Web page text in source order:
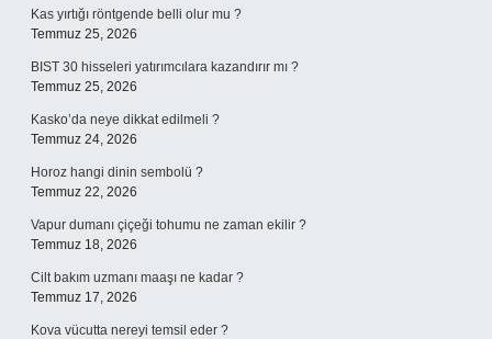
Kas yırtığı röntgende belli olur mu ?
Temmuz 25, 2026
BIST 30 hisseleri yatırımcılara kazandırır mı ?
Temmuz 25, 2026
Kasko’da neye dikkat edilmeli ?
Temmuz 24, 2026
Horoz hangi dinin sembolü ?
Temmuz 22, 2026
Vapur dumanı çiçeği tohumu ne zaman ekilir ?
Temmuz 18, 2026
Cilt bakım uzmanı maaşı ne kadar ?
Temmuz 17, 2026
Kova vücutta nereyi temsil eder ?